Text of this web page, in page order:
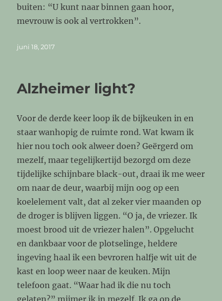
buiten: “U kunt naar binnen gaan hoor,
mevrouw is ook al vertrokken”.
Geplaatst
juni 18, 2017
Alzheimer light?
Voor de derde keer loop ik de bijkeuken in en
staar wanhopig de ruimte rond. Wat kwam ik
hier nou toch ook alweer doen? Geërgerd om
mezelf, maar tegelijkertijd bezorgd om deze
tijdelijke schijnbare black-out, draai ik me weer
om naar de deur, waarbij mijn oog op een
koelelement valt, dat al zeker vier maanden op
de droger is blijven liggen. “O ja, de vriezer. Ik
moest brood uit de vriezer halen”. Opgelucht
en dankbaar voor de plotselinge, heldere
ingeving haal ik een bevroren halfje wit uit de
kast en loop weer naar de keuken. Mijn
telefoon gaat. “Waar had ik die nu toch